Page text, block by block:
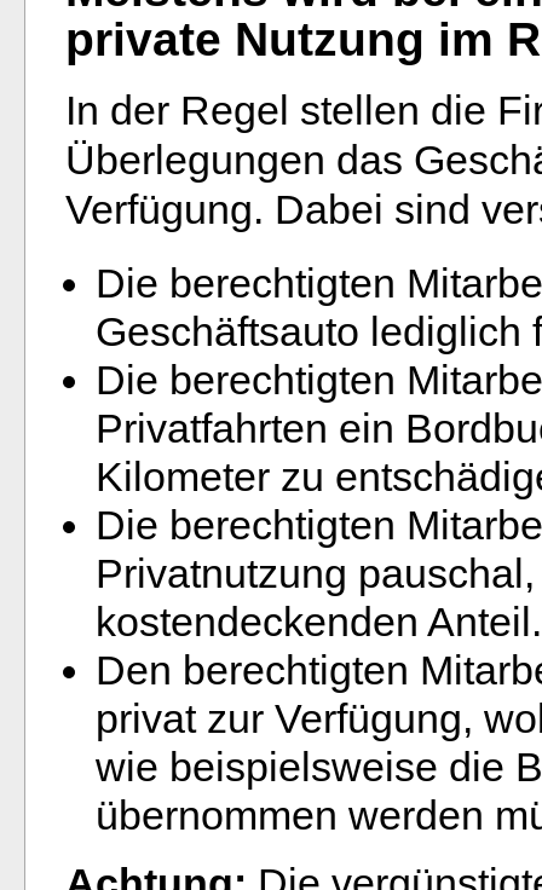
private Nutzung im
In der Regel stellen die
Überlegungen das
Verfügung. Dabei sind
Die berechtigten
Geschäftsauto lediglich
Die berechtigten
Privatfahrten ein
Kilometer zu
Die berechtigten
Privatnutzung
kostendeckenden Anteil.
Den berechtigten
privat zur Verfügung,
wie beispielsweise die
übernommen werden